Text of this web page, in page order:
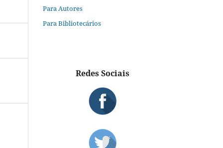
Para Autores
Para Bibliotecários
Redes Sociais